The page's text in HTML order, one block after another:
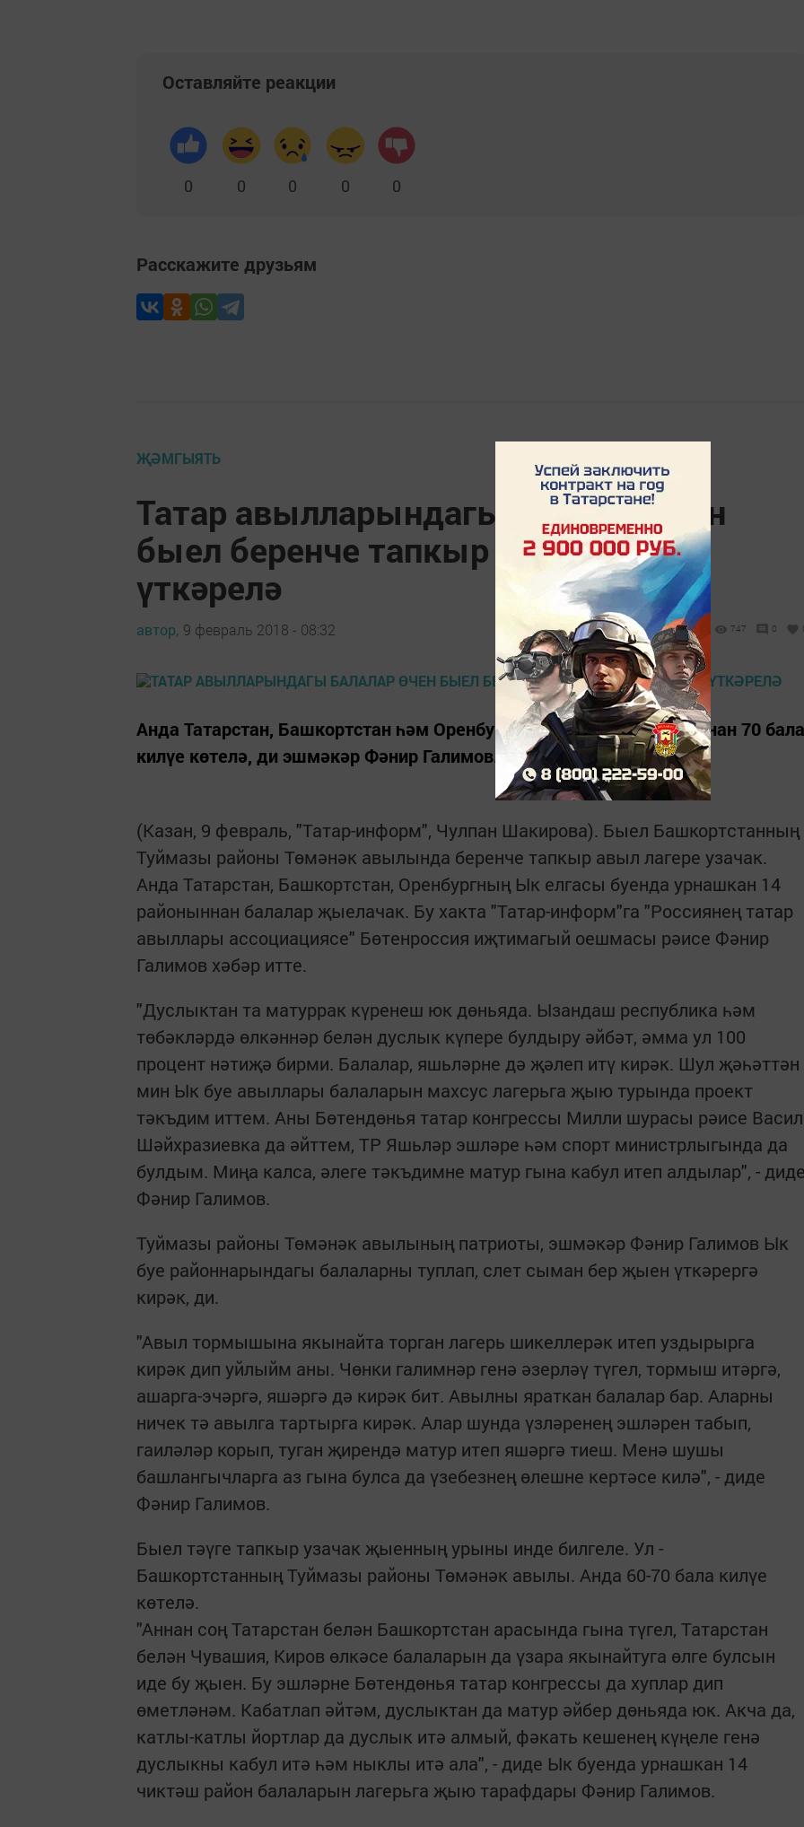
Оставляйте реакции
0 0 0 0 0
Расскажите друзьям
ҖӘМГЫЯТЬ
Татар авылларындагы балалар өчен
быел беренче тапкыр авыл лагере
үткәрелә
автор, 9 февраль 2018 - 08:32 747 0
Анда Татарстан, Башкортстан һәм Оренбург өлкәсенең 14 районыннан 70 бала
килүе көтелә, ди эшмәкәр Фәнир Галимов.
(Казан, 9 февраль, "Татар-информ", Чулпан Шакирова). Быел Башкортстанның
Туймазы районы Төмәнәк авылында беренче тапкыр авыл лагере узачак.
Анда Татарстан, Башкортстан, Оренбургның Ык елгасы буенда урнашкан 14
районыннан балалар җыелачак. Бу хакта "Татар-информ"га "Россиянең татар
авыллары ассоциациясе" Бөтенроссия иҗтимагый оешмасы рәисе Фәнир
Галимов хәбәр итте.
"Дуслыктан та матуррак күренеш юк дөньяда. Ызандаш республика һәм
төбәкләрдә өлкәннәр белән дуслык күпере булдыру әйбәт, әмма ул 100
процент нәтиҗә бирми. Балалар, яшьләрне дә җәлеп итү кирәк. Шул җәһәттән
мин Ык буе авыллары балаларын махсус лагерьга җыю турында проект
тәкъдим иттем. Аны Бөтендөнья татар конгрессы Милли шурасы рәисе Васил
Шәйхразиевка да әйттем, ТР Яшьләр эшләре һәм спорт министрлыгында да
булдым. Миңа калса, әлеге тәкъдимне матур гына кабул итеп алдылар", -
Фәнир Галимов.
Туймазы районы Төмәнәк авылының патриоты, эшмәкәр Фәнир Галимов Ык
буе районнарындагы балаларны туплап, слет сыман бер җыен үткәрергә
кирәк, ди.
"Авыл тормышына якынайта торган лагерь шикеллерәк итеп уздырырга
кирәк дип уйлыйм аны. Чөнки галимнәр генә әзерләү түгел, тормыш итәргә,
ашарга-эчәргә, яшәргә дә кирәк бит. Авылны яраткан балалар бар. Аларны
ничек тә авылга тартырга кирәк. Алар шунда үзләренең эшләрен табып,
гаиләләр корып, туган җирендә матур итеп яшәргә тиеш. Менә шушы
башлангычларга аз гына булса да үзебезнең өлешне кертәсе килә", - диде
Фәнир Галимов.
Быел тәүге тапкыр узачак җыенның урыны инде билгеле. Ул -
Башкортстанның Туймазы районы Төмәнәк авылы. Анда 60-70 бала килүе
көтелә.
"Аннан соң Татарстан белән Башкортстан арасында гына түгел, Татарстан
белән Чувашия, Киров өлкәсе балаларын да үзара якынайтуга өлге булсын
иде бу җыен. Бу эшләрне Бөтендөнья татар конгрессы да хуплар дип
өметләнәм. Кабатлап әйтәм, дуслыктан да матур әйбер дөньяда юк. Акча да,
катлы-катлы йортлар да дуслык итә алмый, фәкать кешенең күңеле генә
дуслыкны кабул итә һәм ныклы итә ала", - диде Ык буенда урнашкан 14
чиктәш район балаларын лагерьга җыю тарафдары Фәнир Галимов.